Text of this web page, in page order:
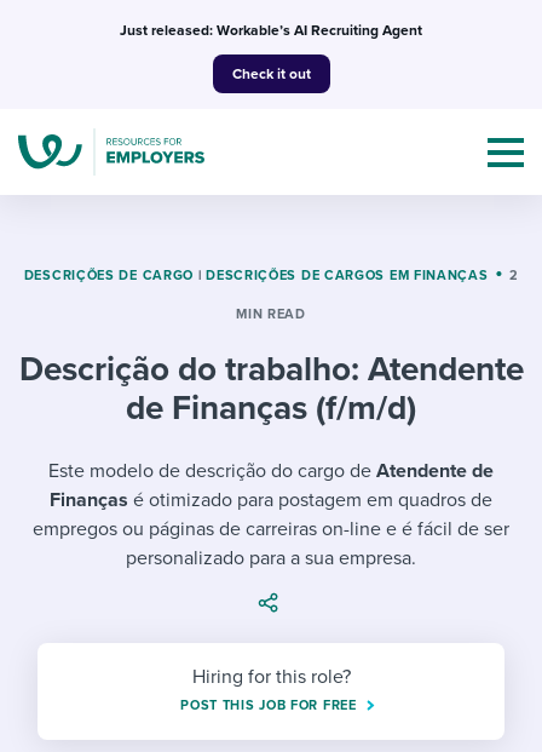
Just released: Workable’s AI Recruiting Agent
Check it out
Mobilizing AI in my work
Evaluating candidates
Working together with others
Developing & retaining people
Templates & Guides
I WANT...
Job description templates
Interview question templates
Onboarding checklists
I WANT TO LEARN ABOUT...
Applying for a job
Pay & benefits
Attend webinars & events
Workable customer stories
Explore Workable
DESCRIÇÕES DE CARGO | DESCRIÇÕES DE CARGOS EM FINANÇAS 2
MIN READ
Descrição do trabalho: Atendente
de Finanças (f/m/d)
Este modelo de descrição do cargo de Atendente de
Finanças é otimizado para postagem em quadros de
empregos ou páginas de carreiras on-line e é fácil de ser
personalizado para a sua empresa.
Hiring for this role?
POST THIS JOB FOR FREE